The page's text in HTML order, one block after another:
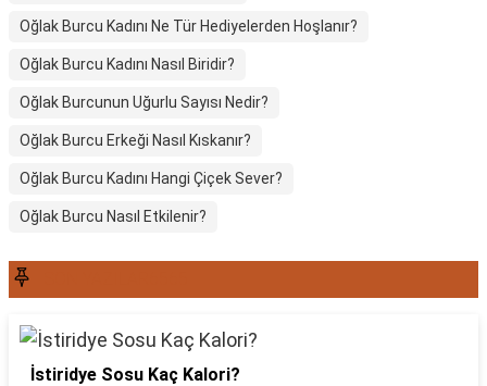
Oğlak Burcu Kadını Ne Tür Hediyelerden Hoşlanır?
Oğlak Burcu Kadını Nasıl Biridir?
Oğlak Burcunun Uğurlu Sayısı Nedir?
Oğlak Burcu Erkeği Nasıl Kıskanır?
Oğlak Burcu Kadını Hangi Çiçek Sever?
Oğlak Burcu Nasıl Etkilenir?
İstiridye Sosu Kaç Kalori?